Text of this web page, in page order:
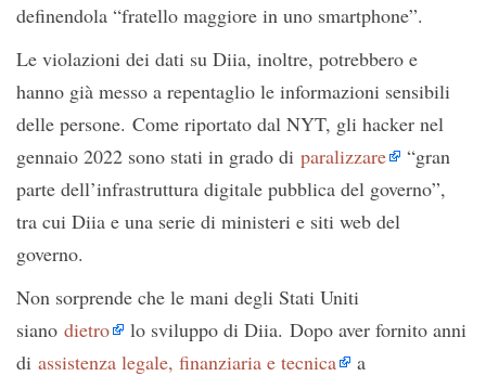
definendola “fratello maggiore in uno smartphone”.
Le violazioni dei dati su Diia, inoltre, potrebbero e
hanno già messo a repentaglio le informazioni sensibili
delle persone. Come riportato dal NYT, gli hacker nel
gennaio 2022 sono stati in grado di paralizzare
“gran
parte dell’infrastruttura digitale pubblica del governo”,
tra cui Diia e una serie di ministeri e siti web del
governo.
Non sorprende che le mani degli Stati Uniti
siano dietro
lo sviluppo di Diia. Dopo aver fornito anni
di assistenza legale, finanziaria e tecnica
a